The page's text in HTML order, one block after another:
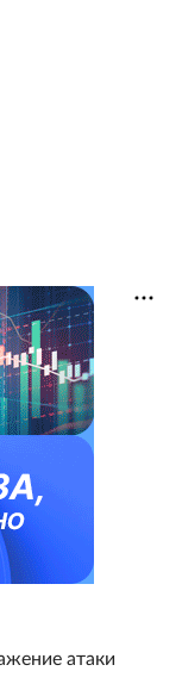
атаки